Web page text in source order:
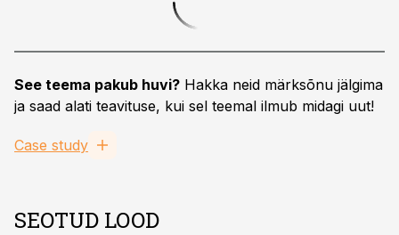
See teema pakub huvi? Hakka neid märksõnu jälgima
ja saad alati teavituse, kui sel teemal ilmub midagi uut!
Case study
SEOTUD LOOD